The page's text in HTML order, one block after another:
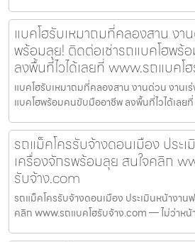
แบคโฮรับเหมาถมที่คลองสาน งาน
พร้อมลุย! ติดต่อเช่ารถแบคโฮพ
ลงพื้นที่ไวได้เลยที่ www.รถแบคโ
แบคโฮรับเหมาถมที่คลองสาน งานด่วน งานเ
แบคโฮพร้อมคนขับมืออาชีพ ลงพื้นที่ไวได้เลย
รถแม็คโครรับจ้างดอนเมือง ประ
เครื่องจักรพร้อมลุย สนใจคลิก
รับจ้าง.com
รถแม็คโครรับจ้างดอนเมือง ประเมินหน้างาน
คลิก www.รถแบคโฮรับจ้าง.com — ไม่ว่าหน้